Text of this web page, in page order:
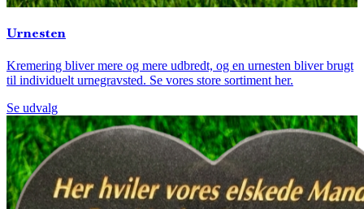
Urnesten
Kremering bliver mere og mere udbredt, og en urnesten bliver brugt
til individuelt urnegravsted. Se vores store sortiment her.
Se udvalg